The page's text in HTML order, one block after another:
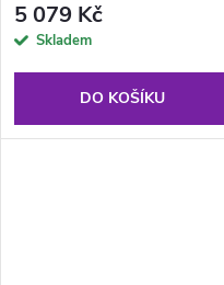
5 079 Kč
Skladem
DO KOŠÍKU